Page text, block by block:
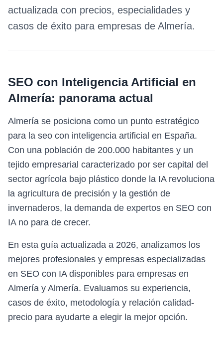
actualizada con precios, especialidades y
casos de éxito para empresas de Almería.
SEO con Inteligencia Artificial en
Almería: panorama actual
Almería se posiciona como un punto estratégico
para la seo con inteligencia artificial en España.
Con una población de 200.000 habitantes y un
tejido empresarial caracterizado por ser capital del
sector agrícola bajo plástico donde la IA revoluciona
la agricultura de precisión y la gestión de
invernaderos, la demanda de expertos en SEO con
IA no para de crecer.
En esta guía actualizada a 2026, analizamos los
mejores profesionales y empresas especializadas
en SEO con IA disponibles para empresas en
Almería y Almería. Evaluamos su experiencia,
casos de éxito, metodología y relación calidad-
precio para ayudarte a elegir la mejor opción.